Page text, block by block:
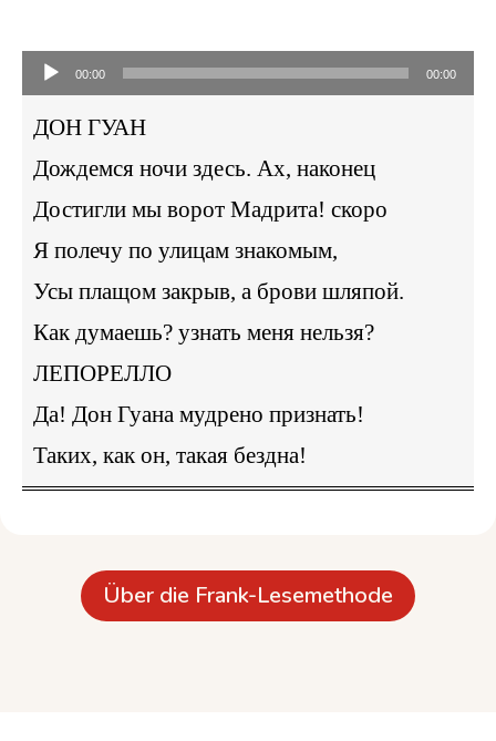
Player00:00 00:00
ДОН ГУАН
Дождемся ночи здесь. Ax, наконец
Достигли мы ворот Мадрита! скоро
Я полечу по улицам знакомым,
Усы плащом закрыв, а брови шляпой.
Как думаешь? узнать меня нельзя?
ЛЕПОРЕЛЛО
Да! Дон Гуана мудрено признать!
Таких, как он, такая бездна!
Über die Frank-Lesemethode